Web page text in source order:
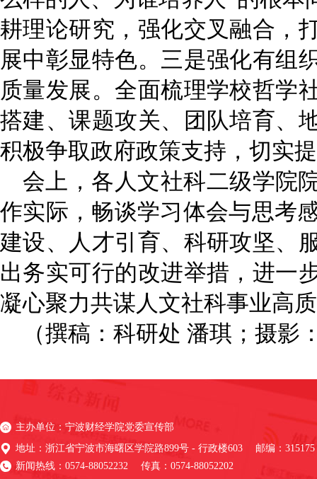
耕理论研究，强化交叉融合，
展中彰显特色。 三是强化有组
质量发展。全面梳理学校哲学
搭建、课题攻关、团队培育、
积极争取政府政策支持，切实
会上，各人文社科二级学院
作实际，畅谈学习体会与思考
建设、人才引育、科研攻坚、
出务实可行的改进举措，进一
凝心聚力共谋人文社科事业高
（撰稿：科研处 潘琪；摄
主办单位：宁波财经学院党委宣传部
地址：浙江省宁波市海曙区学院路899号 - 行政楼603 邮编：315175
新闻热线：0574-88052232 传真：0574-88052202